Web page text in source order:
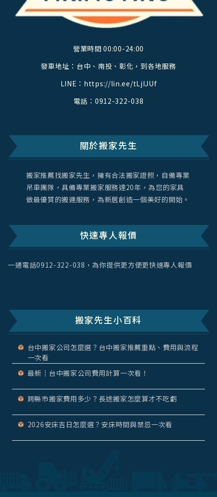
關於搬家先生
搬家推薦找搬家先生，擁有合法搬家證照，自備專業
吊車團隊，具備專業搬家服務達20年，為您的家具
做最優質的搬運服務，為新居創造一個美好的開始。
快速專人報價
一通電話0912-322-038 ，為你提供更方便更快速專人報價
營業時間 00:00-24:00
發車地址：台中、南投、彰化，到各地服務
LINE： https://lin.ee/tLjIJUf
電話： 0912-322-038
搬家先生小百科
台中搬家公司怎麼選？台中搬家推薦重點、費用與流程
一次看
最新｜台中搬家公司費用計算一次看！
跨縣市搬家費用多少？長途搬家怎麼算才不吃虧
2026安床吉日怎麼選？安床時間與禁忌一次看